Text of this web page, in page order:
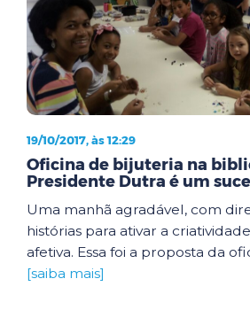
19/10/2017, às 12:29
Oficina de bijuteria na
Presidente Dutra é um
Uma manhã agradável, com
histórias para ativar a
afetiva. Essa foi a proposta da
[saiba mais]